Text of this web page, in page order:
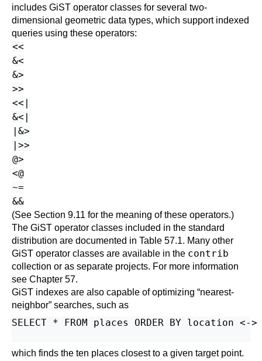
includes GiST operator classes for several two-
dimensional geometric data types, which support indexed
queries using these operators:
<<
&<
&>
>>
<<|
&<|
|&>
|>>
@>
<@
~=
&&
(See Section 9.11 for the meaning of these operators.)
The GiST operator classes included in the standard
distribution are documented in Table 57.1. Many other
GiST operator classes are available in the contrib
collection or as separate projects. For more information
see Chapter 57.
GiST indexes are also capable of optimizing “nearest-
neighbor” searches, such as
SELECT * FROM places ORDER BY location
which finds the ten places closest to a given target point.